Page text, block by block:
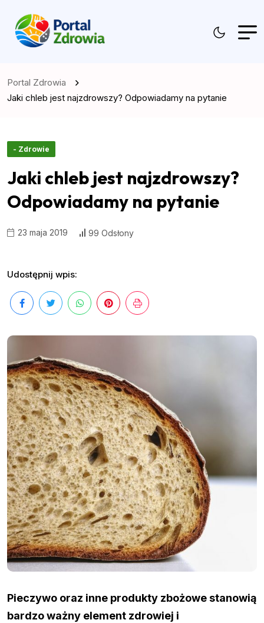
Portal Zdrowia
Jaki chleb jest najzdrowszy? Odpowiadamy na pytanie
- Zdrowie
Jaki chleb jest najzdrowszy?
Odpowiadamy na pytanie
23 maja 2019 99 Odsłony
Udostępnij wpis:
Pieczywo oraz inne produkty zbożowe stanowią
bardzo ważny element zdrowiej i